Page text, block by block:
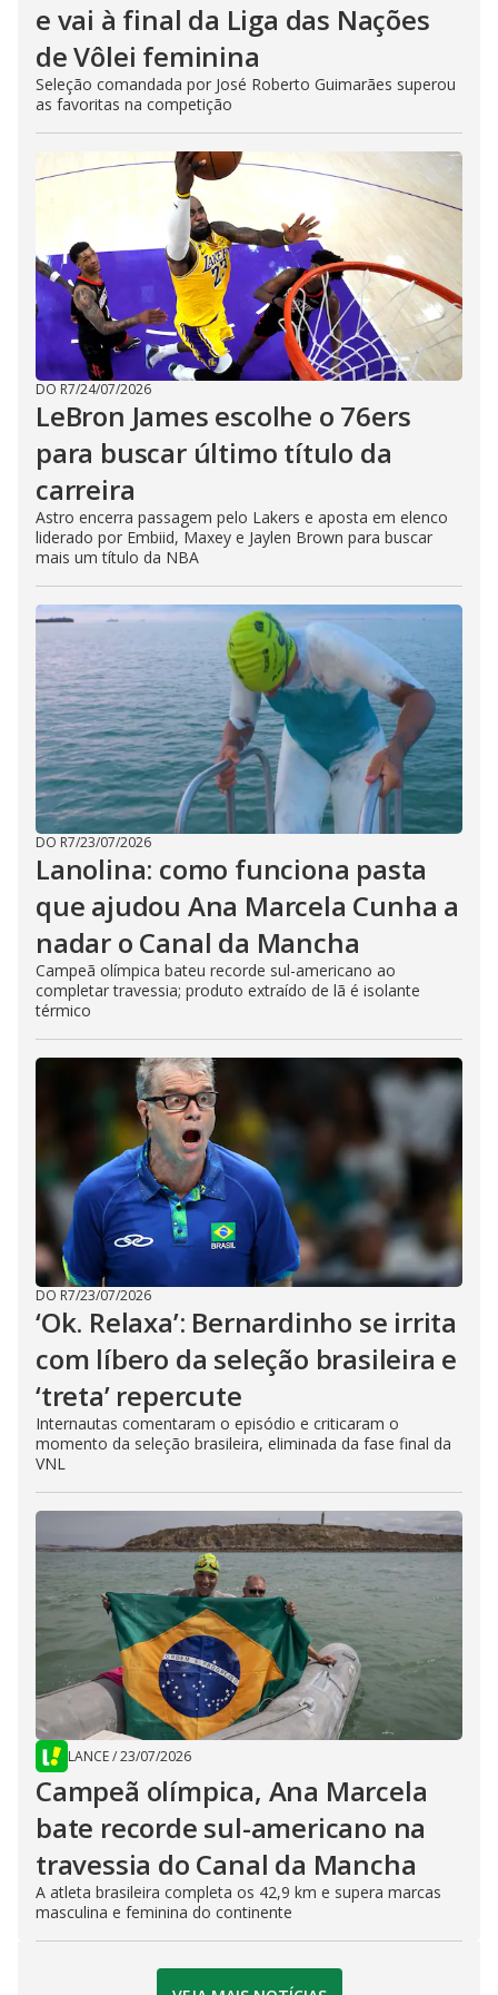
e vai à final da Liga das Nações
de Vôlei feminina
Seleção comandada por José Roberto Guimarães superou
as favoritas na competição
DO R7/24/07/2026
LeBron James escolhe o 76ers
para buscar último título da
carreira
Astro encerra passagem pelo Lakers e aposta em elenco
liderado por Embiid, Maxey e Jaylen Brown para buscar
mais um título da NBA
DO R7/23/07/2026
Lanolina: como funciona pasta
que ajudou Ana Marcela Cunha a
nadar o Canal da Mancha
Campeã olímpica bateu recorde sul-americano ao
completar travessia; produto extraído de lã é isolante
térmico
DO R7/23/07/2026
‘Ok. Relaxa’: Bernardinho se irrita
com líbero da seleção brasileira e
‘treta’ repercute
Internautas comentaram o episódio e criticaram o
momento da seleção brasileira, eliminada da fase final da
VNL
LANCE/23/07/2026
Campeã olímpica, Ana Marcela
bate recorde sul-americano na
travessia do Canal da Mancha
A atleta brasileira completa os 42,9 km e supera marcas
masculina e feminina do continente